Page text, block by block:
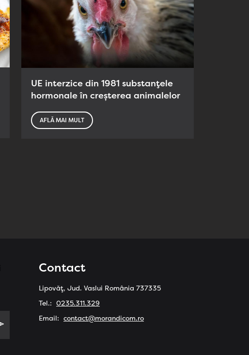
UE interzice din 1981 substanțele
hormonale în creșterea animalelor
AFLĂ MAI MULT
Contact
Lipovăț, Jud. Vaslui România 737335
Tel.: 0235.311.329
Email: contact@morandicom.ro